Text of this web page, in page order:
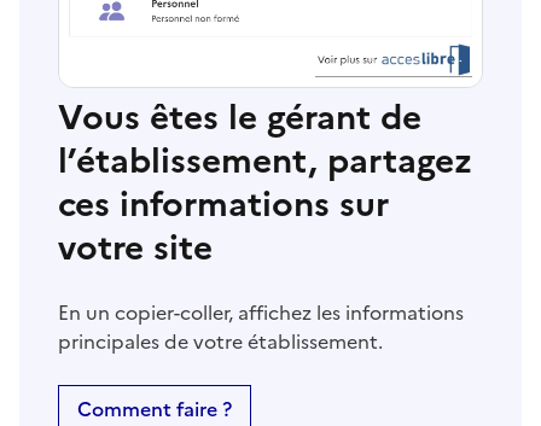
Vous êtes le gérant de
l’établissement, partagez
ces informations sur
votre site
En un copier-coller, affichez les informations
principales de votre établissement.
Comment faire ?